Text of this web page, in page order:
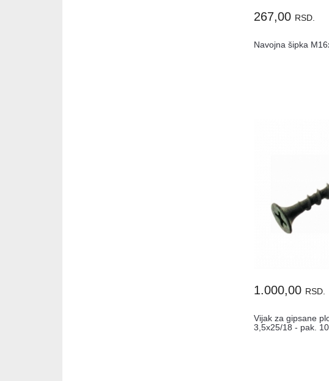
267,00 RSD.
Navojna šipka
1.000,00 RSD.
Vijak za gipsane
3,5x25/18 - pak.